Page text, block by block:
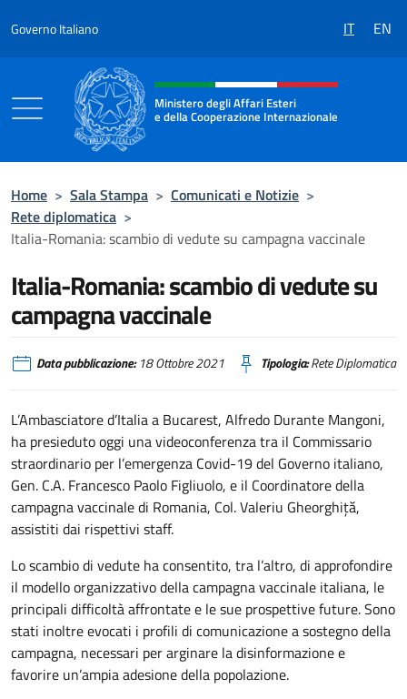
Governo Italiano IT EN
Intestazione sito, social e menù
Ministero degli Affari Esteri
e della Cooperazione Internazionale
Home > Sala Stampa > Comunicati e Notizie >
Rete diplomatica >
Italia-Romania: scambio di vedute su campagna vaccinale
Italia-Romania: scambio di vedute su
campagna vaccinale
Data pubblicazione:18 Ottobre 2021 Tipologia:Rete Diplomatica
L’Ambasciatore d’Italia a Bucarest, Alfredo Durante Mangoni,
ha presieduto oggi una videoconferenza tra il Commissario
straordinario per l’emergenza Covid-19 del Governo italiano,
Gen. C.A. Francesco Paolo Figliuolo, e il Coordinatore della
campagna vaccinale di Romania, Col. Valeriu Gheorghiță,
assistiti dai rispettivi staff.
Lo scambio di vedute ha consentito, tra l’altro, di approfondire
il modello organizzativo della campagna vaccinale italiana, le
principali difficoltà affrontate e le sue prospettive future. Sono
stati inoltre evocati i profili di comunicazione a sostegno della
campagna, necessari per arginare la disinformazione e
favorire un’ampia adesione della popolazione.